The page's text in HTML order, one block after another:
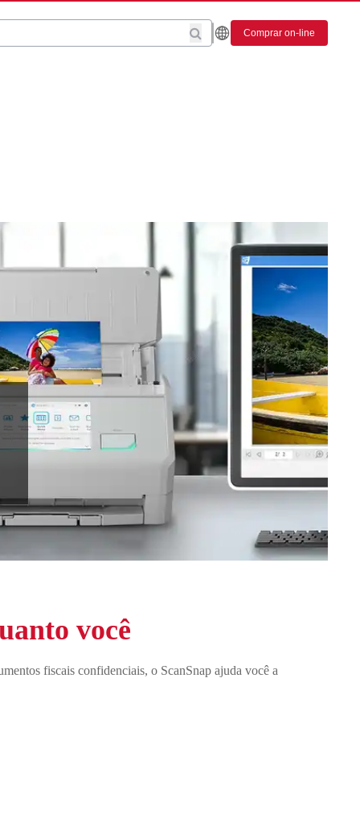
Comprar on-line
você
fiscais confidenciais, o ScanSnap ajuda você a